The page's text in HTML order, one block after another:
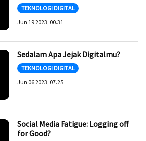
TEKNOLOGI DIGITAL
Jun 19 2023, 00.31
Sedalam Apa Jejak Digitalmu?
TEKNOLOGI DIGITAL
Jun 06 2023, 07.25
Social Media Fatigue: Logging off
for Good?